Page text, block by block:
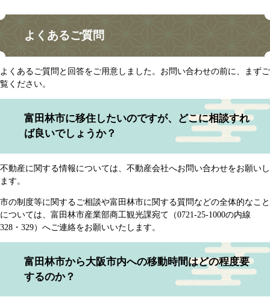
よくあるご質問
よくあるご質問と回答をご用意しました。お問い合わせの前に、まずご
覧ください。
富田林市に移住したいのですが、どこに相談すれ
ば良いでしょうか？
不動産に関する情報については、不動産会社へお問い合わせをお願いし
ます。
市の制度等に関するご相談や富田林市に関する質問などの全体的なこと
については、富田林市産業部商工観光課宛て（0721-25-1000の内線
328・329）へご連絡をお願いいたします。
富田林市から大阪市内への移動時間はどの程度要
するのか？